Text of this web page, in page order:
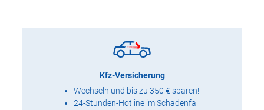
Kfz-Versicherung
Wechseln und bis zu 350 € sparen!
24-Stunden-Hotline im Schadenfall